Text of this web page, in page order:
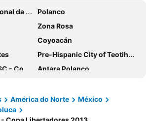
Airport
Casas Vista Hermosa
do México
Polanco
Zona Rosa
Coyoacán
Pre-Hispanic City of Teotihuacan
2013
Antara Polanco
Álvaro Obregón
Airport
América do Norte
México